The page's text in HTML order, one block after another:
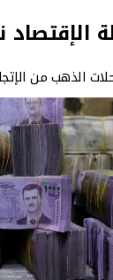
الإقتصاد
الذهب من